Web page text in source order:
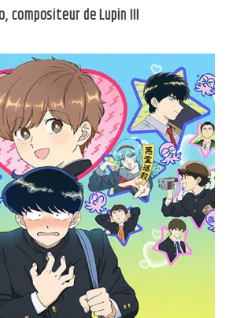
compositeur de Lupin III